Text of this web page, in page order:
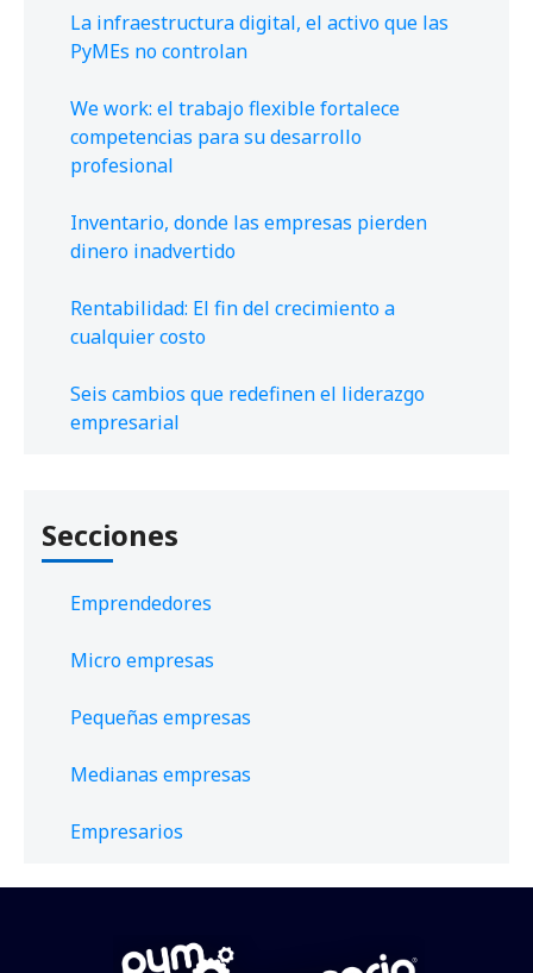
La infraestructura digital, el activo que las
PyMEs no controlan
We work: el trabajo flexible fortalece
competencias para su desarrollo
profesional
Inventario, donde las empresas pierden
dinero inadvertido
Rentabilidad: El fin del crecimiento a
cualquier costo
Seis cambios que redefinen el liderazgo
empresarial
Secciones
Emprendedores
Micro empresas
Pequeñas empresas
Medianas empresas
Empresarios